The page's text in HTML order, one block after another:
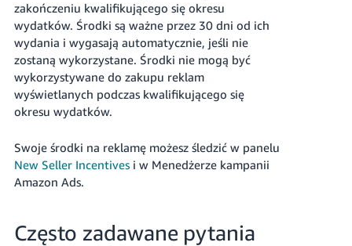
zakończeniu kwalifikującego się okresu
wydatków. Środki są ważne przez 30 dni od ich
wydania i wygasają automatycznie, jeśli nie
zostaną wykorzystane. Środki nie mogą być
wykorzystywane do zakupu reklam
wyświetlanych podczas kwalifikującego się
okresu wydatków.
Swoje środki na reklamę możesz śledzić w panelu
New Seller Incentivesi w Menedżerze kampanii
Amazon Ads.
Często zadawane pytania